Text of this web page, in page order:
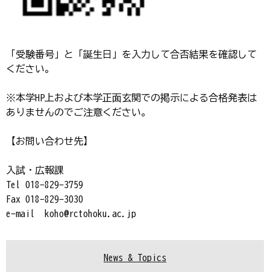
「受験番号」と「誕生日」を入力して合否結果を確認して
ください。
※本学HP上および本学正面玄関での掲示による合格発表は
ありませんのでご注意ください。
【お問い合わせ先】
入試・広報課
Tel 018-829-3759
Fax 018-829-3030
e-mail koho@rctohoku.ac.jp
News & Topics